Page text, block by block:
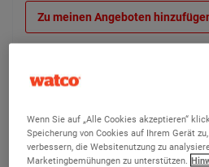
Zu meinen Angeboten
Wenn Sie auf „Alle Cookies akzeptieren“
Speicherung von Cookies auf Ihrem Gerät
verbessern, die Websitenutzung zu
Marketingbemühungen zu unterstützen.